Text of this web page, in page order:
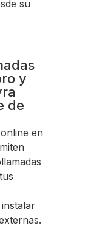
su
y
de
en
instalar